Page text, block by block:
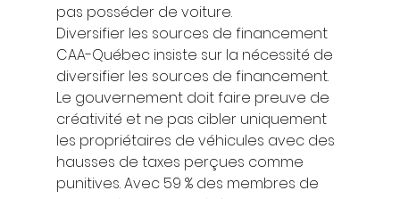
pas posséder de voiture.
Diversifier les sources de financement
CAA-Québec insiste sur la nécessité de
diversifier les sources de financement.
Le gouvernement doit faire preuve de
créativité et ne pas cibler uniquement
les propriétaires de véhicules avec des
hausses de taxes perçues comme
punitives. Avec 59 % des membres de